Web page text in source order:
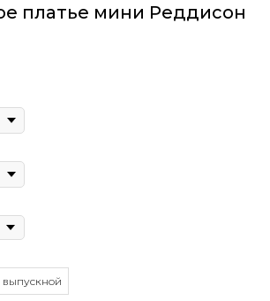
платье мини Реддисон
выпускной